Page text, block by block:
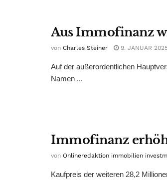
Aus Immofinanz
von Charles Steiner 9. JANUAR
Auf der außerordentlichen
Namen ...
Immofinanz
von Onlineredaktion immobilien
Kaufpreis der weiteren 28,2